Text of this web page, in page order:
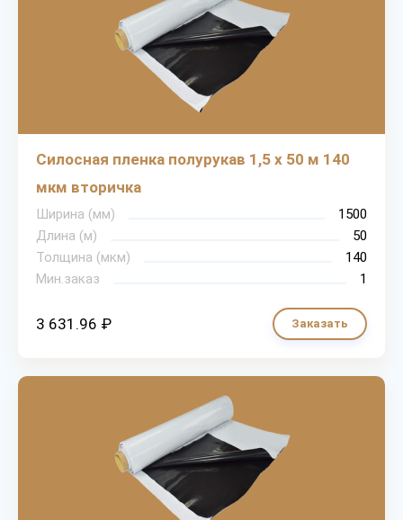
Силосная пленка полурукав 1,5 х 50 м 140
мкм вторичка
Ширина (мм)
1500
Длина (м)
50
Толщина (мкм)
140
Мин.заказ
1
3 631.96 ₽ Заказать